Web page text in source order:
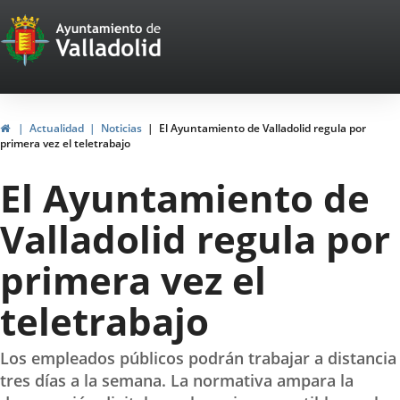
Portal
Web
del
Ayuntamiento
de
Valladolid
HomeActualidad Noticias
El Ayuntamiento de Valladolid regula por
primera vez el teletrabajo
El Ayuntamiento de
Valladolid regula por
primera vez el
teletrabajo
Los empleados públicos podrán trabajar a distancia
tres días a la semana. La normativa ampara la